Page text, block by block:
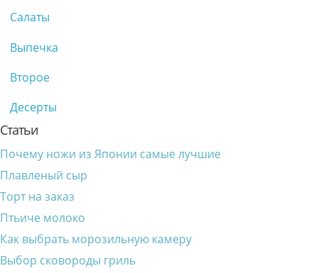
Салаты
Выпечка
Второе
Десерты
Статьи
Почему ножи из Японии самые лучшие
Плавленый сыр
Торт на заказ
Птьиче молоко
Как выбрать морозильную камеру
Выбор сковороды гриль